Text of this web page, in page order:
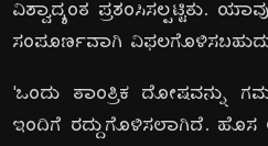
ವಿಶ್ವಾದ್ಯಂತ ಪ್ರಶಂಸಿಸಲ್ಪಟ್ಟಿತು.
ಸಂಪೂರ್ಣವಾಗಿ ವಿಫಲಗೊಳಿಸಬಹುದು
'ಒಂದು ತಾಂತ್ರಿಕ ದೋಷವನ್ನು
ಇಂದಿಗೆ ರದ್ದುಗೊಳಿಸಲಾಗಿದೆ. ಹೊಸ